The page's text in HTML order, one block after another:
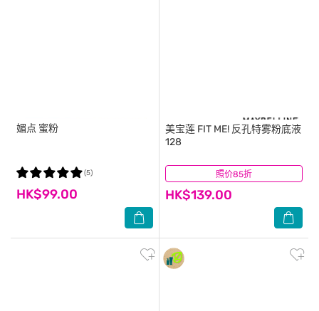
媚点 蜜粉
HK$99.00
(5) 照价85折
美宝莲 FIT ME! 反孔特雾粉底液
128
HK$139.00
(1)